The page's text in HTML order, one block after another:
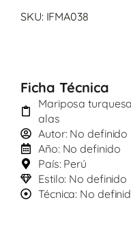
SKU: IFMA038
Ficha Técnica
Mariposa
alas
Autor: No definido
Año: No definido
País: Perú
Estilo: No definido
Técnica: No